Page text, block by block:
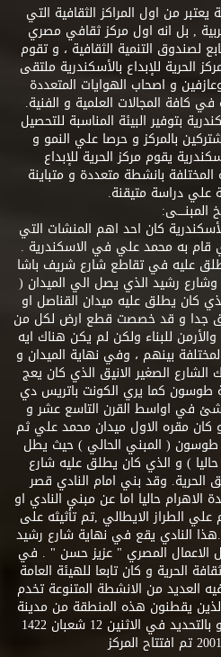
يعتبر من اول المراكز الثقافية التي
, بل انه اول مركز ثقافي مصري
لصندوق التنمية الثقافية ، و تقوم
الحرية للإبداع بالأسكندرية ملتقى
و اصحاب الهوايات المتعددة
كافة المجالات العلمية و الفنية.
بتوفير البيئة المناسبة للتحصيل
بالمركز و حرصا علي النمو و
يقوم مركز الحرية للإبداع
بانشطة متعددة و متباينة
علي دراسة متيقنة.
المبنــــى:
كان احد اهم المنشات التي
قام به محمد علي في الاسكندرية .
عليه في تقاطع شارع شريف باشا
رشيد الذي يصل الي الميدان (
كان يطلق عليه ميدان القناصل او
جدا و قد خصصت قطع ارض لكل من
والأرمن للبناء ولكن لم يكن هناك ايه
بينهم ، وفي نهاية الميدان و
الصغير الانيق الذي كان يعج
طوسون كما يري الكونت باتريس دي
في اواسط القرن التاسع عشر و
في 15 فبراير 1888 م و كان مقره الاول ميدان محمد علي ثم
طوسون ( المبني الحالي ) حيث يطل
) و الذي كان يطلق عليه شارع
الحرية. وقد بني امام النادي قصر
جريدة الاهرام حاليا اما عن مبني النادي او
الطراز الايطالي ,تم تأثيثه على
.هذا النادي يقع في نهاية شارع رشيد
رجل الاعمال المصري " عزيز حسن " . في
ثقافة الحرية و كان تابعا للهيئة العامة
العديد من الانشطة المتنوعة تخدم
يقطنون هذه المنطقة من مدينة
الاسكندرية . و في عام 2001 و بالتحديد في الاثنين 12 شعبان 1422